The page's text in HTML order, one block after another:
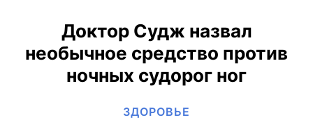
Доктор Судж назвал
необычное средство против
ночных судорог ног
ЗДОРОВЬЕ